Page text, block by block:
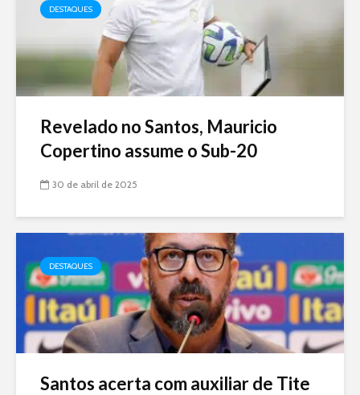
DESTAQUES
Revelado no Santos, Mauricio
Copertino assume o Sub-20
30 de abril de 2025
DESTAQUES
Santos acerta com auxiliar de Tite